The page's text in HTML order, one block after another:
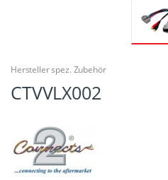
Hersteller spez. Zubehör
CTVVLX002